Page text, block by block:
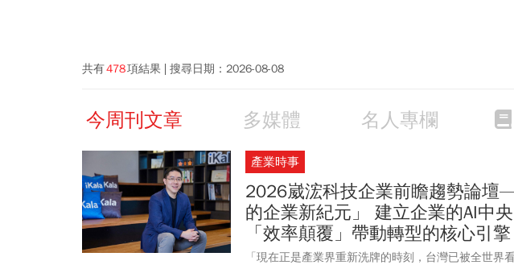
共有478項結果 搜尋日期： 2026-08-08
今周刊文章 多媒體 名人專欄
產業時事
2026崴浤科技企業前瞻趨勢論壇
的企業新紀元」 建立企業的AI中
「效率顛覆」帶動轉型的核心引擎
「現在正是產業界重新洗牌的時刻，台灣已被全世界